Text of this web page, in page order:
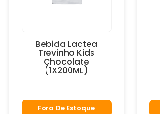
Bebida Lactea
Trevinho Kids
Chocolate
(1X200ML)
Fora De Estoque